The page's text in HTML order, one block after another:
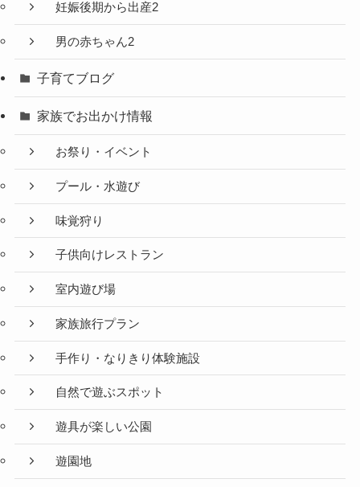
妊娠後期から出産2
男の赤ちゃん2
子育てブログ
家族でお出かけ情報
お祭り・イベント
プール・水遊び
味覚狩り
子供向けレストラン
室内遊び場
家族旅行プラン
手作り・なりきり体験施設
自然で遊ぶスポット
遊具が楽しい公園
遊園地